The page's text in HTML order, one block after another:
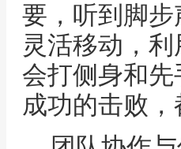
要，听到脚
灵活移动，
会打侧身和
成功的击败